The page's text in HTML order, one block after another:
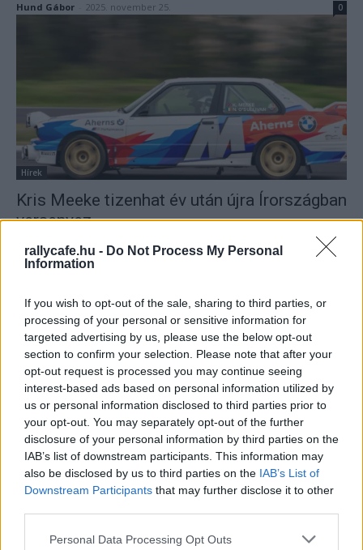
rallycafe.hu - Do Not Process My Personal
Information
If you wish to opt-out of the sale, sharing to third parties, or
processing of your personal or sensitive information for
targeted advertising by us, please use the below opt-out
section to confirm your selection. Please note that after your
opt-out request is processed you may continue seeing
interest-based ads based on personal information utilized by
us or personal information disclosed to third parties prior to
your opt-out. You may separately opt-out of the further
disclosure of your personal information by third parties on the
IAB’s list of downstream participants. This information may
also be disclosed by us to third parties on the IAB’s List of
Downstream Participants that may further disclose it to other
Please note that this website/app uses one or more Google
Personal Data Processing Opt Outs
Hund Gábor 2025. november 25. 0
Hírek
Kris Meeke tizenhat év után újra Írországban
versenyez
WRC
Rendkívül kiélezett csata után, 0,8
másodperc döntött a portugál bajnoki
címről
Hund Gábor - 2025. október 19.